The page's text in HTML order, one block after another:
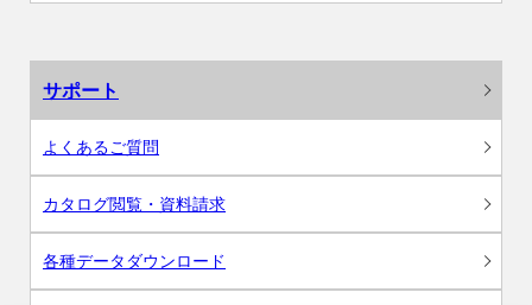
サポート
よくあるご質問
カタログ閲覧・資料請求
各種データダウンロード